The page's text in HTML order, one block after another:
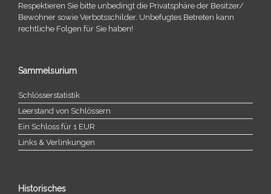
Respektieren Sie bitte unbe­dingt die Privatsphäre der Besitzer/​
Bewohner sowie Verbotsschilder. Unbefugtes Betreten kann
recht­li­che Folgen für Sie haben!
Sammelsurium
Schlösserstatistik
Leerstand von Schlössern
Ein Schloss für 1 EUR
Links & Verlinkungen
Historisches